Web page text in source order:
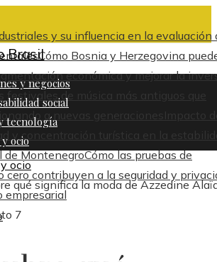
y su influencia en la evaluación
Cómo Bosnia y Herzegovina
económica y mejorar la
festivales de música más antiguos que
a nuevas generaciones
Impacto
y concentración turística en la
de MontenegroCómo las pruebas de
cero contribuyen a la seguridad y
empresarial
7
y negocios
social
tecnología
ocio
ocio
qué significa la moda de Azzedine